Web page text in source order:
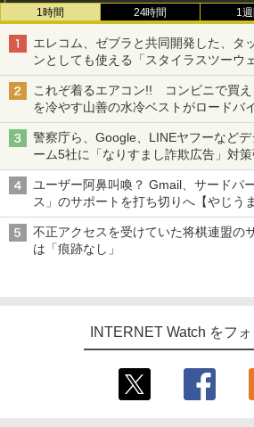
1時間 24時間 1
エレコム、ゼブラと共同開発した、タ
ンとしても使える「スタイラスツー
も、持ち替えずに書き込める
これぞ着るエアコン!! コンビニで買
を冷やす山善の水冷ベストがロードバ
ち・ざ・ろーど！その14】【空いた時
警察庁ら、Google、LINEヤフーなど
ーム5社に「なりすまし詐欺広告」対
真や映像を使った投資詐欺などへの対
ユーザー阿鼻叫喚？ Gmail、サードパ
ス」のサポートを打ち切りへ【やじう
不正アクセスを受けていた将棋連盟の
は「痕跡なし」
INTERNET Watch をフ